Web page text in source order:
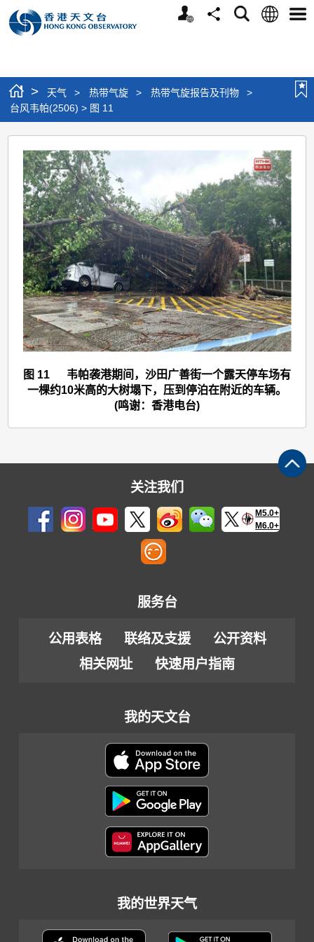
个
分
搜
语
选
> 天气 > 热带气旋 > 热带气旋报告及刊物
>
台风韦帕(2506) > 图 11
台
风
韦
帕
(2506)
图
11
图 11 韦帕袭港期间，沙田广善街一个露天停车场有
一棵约10米高的大树塌下，压到停泊在附近的车辆。
(鸣谢：香港电台)
关注我们
M5.0+
M6.0+
服务台
公用表格 联络及支援
公开资料
相关网址
快速用户指南
我的天文台
我的世界天气